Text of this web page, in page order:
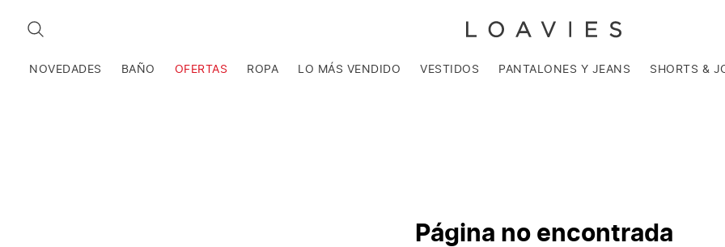
BUSCAR
NOVEDADES BAÑO OFERTAS ROPA LO MÁS VENDIDO VESTIDOS PANTALONES Y JEANS SHORTS &
Página no encontrada